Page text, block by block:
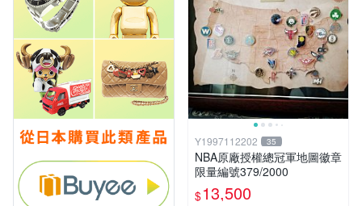
Y1997112202 35
NBA原廠授權總冠軍地圖徽章
限量編號379/2000
$13,500